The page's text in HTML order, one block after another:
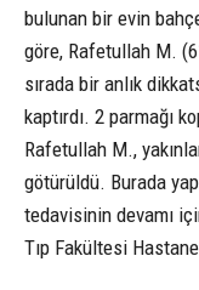
bulunan bir evin
göre, Rafetullah M.
sırada bir anlık
kaptırdı. 2 parmağı
Rafetullah M.,
götürüldü. Burada
tedavisinin devamı
Tıp Fakültesi